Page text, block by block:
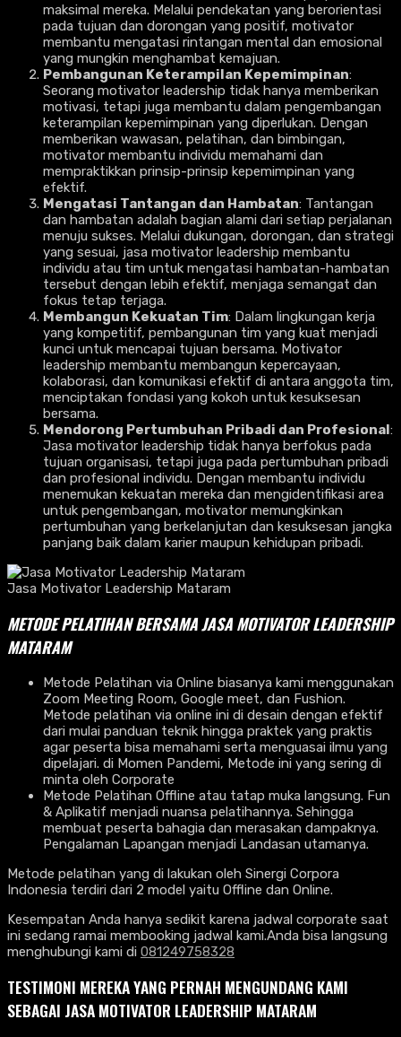
maksimal mereka. Melalui pendekatan yang berorientasi
pada tujuan dan dorongan yang positif, motivator
membantu mengatasi rintangan mental dan emosional
yang mungkin menghambat kemajuan.
Pembangunan Keterampilan Kepemimpinan:
Seorang motivator leadership tidak hanya memberikan
motivasi, tetapi juga membantu dalam pengembangan
keterampilan kepemimpinan yang diperlukan. Dengan
memberikan wawasan, pelatihan, dan bimbingan,
motivator membantu individu memahami dan
mempraktikkan prinsip-prinsip kepemimpinan yang
efektif.
Mengatasi Tantangan dan Hambatan: Tantangan
dan hambatan adalah bagian alami dari setiap perjalanan
menuju sukses. Melalui dukungan, dorongan, dan strategi
yang sesuai, jasa motivator leadership membantu
individu atau tim untuk mengatasi hambatan-hambatan
tersebut dengan lebih efektif, menjaga semangat dan
fokus tetap terjaga.
Membangun Kekuatan Tim: Dalam lingkungan kerja
yang kompetitif, pembangunan tim yang kuat menjadi
kunci untuk mencapai tujuan bersama. Motivator
leadership membantu membangun kepercayaan,
kolaborasi, dan komunikasi efektif di antara anggota tim,
menciptakan fondasi yang kokoh untuk kesuksesan
bersama.
Mendorong Pertumbuhan Pribadi dan Profesional:
Jasa motivator leadership tidak hanya berfokus pada
tujuan organisasi, tetapi juga pada pertumbuhan pribadi
dan profesional individu. Dengan membantu individu
menemukan kekuatan mereka dan mengidentifikasi area
untuk pengembangan, motivator memungkinkan
pertumbuhan yang berkelanjutan dan kesuksesan jangka
panjang baik dalam karier maupun kehidupan pribadi.
Jasa Motivator Leadership Mataram
METODE PELATIHAN BERSAMA JASA MOTIVATOR LEADERSHIP
MATARAM
Metode Pelatihan via Online biasanya kami menggunakan
Zoom Meeting Room, Google meet, dan Fushion.
Metode pelatihan via online ini di desain dengan efektif
dari mulai panduan teknik hingga praktek yang praktis
agar peserta bisa memahami serta menguasai ilmu yang
dipelajari. di Momen Pandemi, Metode ini yang sering di
minta oleh Corporate
Metode Pelatihan Offline atau tatap muka langsung. Fun
& Aplikatif menjadi nuansa pelatihannya. Sehingga
membuat peserta bahagia dan merasakan dampaknya.
Pengalaman Lapangan menjadi Landasan utamanya.
Metode pelatihan yang di lakukan oleh Sinergi Corpora
Indonesia terdiri dari 2 model yaitu Offline dan Online.
Kesempatan Anda hanya sedikit karena jadwal corporate saat
ini sedang ramai membooking jadwal kami.Anda bisa langsung
menghubungi kami di 081249758328
TESTIMONI MEREKA YANG PERNAH MENGUNDANG KAMI
SEBAGAI JASA MOTIVATOR LEADERSHIP MATARAM